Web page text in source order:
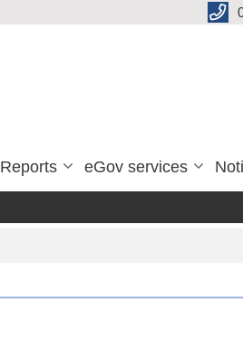
Reports eGov services